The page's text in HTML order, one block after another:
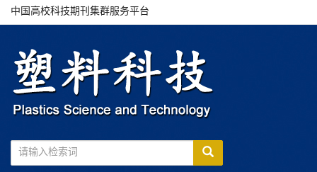
中国高校科技期刊集群服务平台